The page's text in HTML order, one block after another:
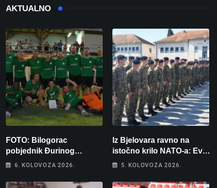
AKTUALNO
FOTO: Bilogorac
pobjednik Đurinog
memorijala
6. KOLOVOZA 2026.
Iz Bjelovara ravno na
istočno krilo NATO-a: Evo
kamo odlazi 82 hrvatska
5. KOLOVOZA 2026.